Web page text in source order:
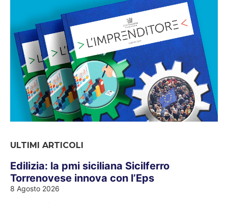
ULTIMI ARTICOLI
Edilizia: la pmi siciliana Sicilferro
Torrenovese innova con l’Eps
8 Agosto 2026